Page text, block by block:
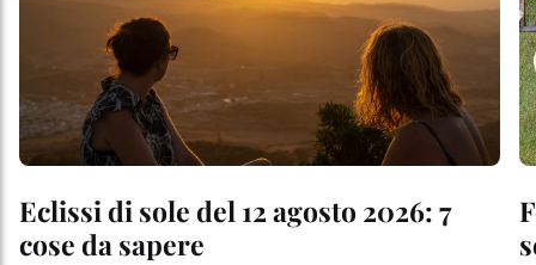
Eclissi di sole del 12 agosto 2026: 7
cose da sapere